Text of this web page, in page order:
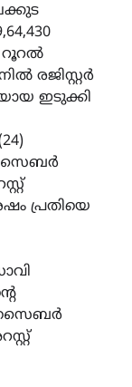
റൂറൽ
രജിസ്റ്റർ
ഇടുക്കി
സൈബർ
പ്രതിയെ
സൈബർ